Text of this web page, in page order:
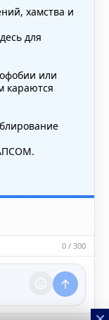
хамства и
для
или
караются
или чужие
удалять
при
0 / 300